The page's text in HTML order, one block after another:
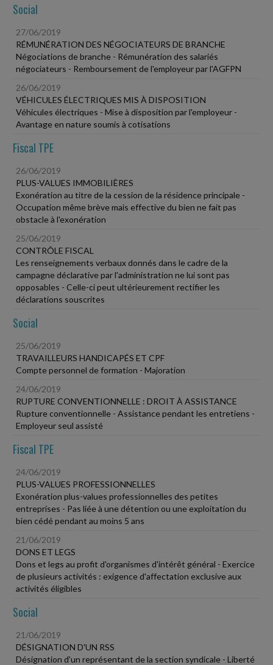
Social
27/06/2019
RÉMUNÉRATION DES NÉGOCIATEURS DE BRANCHE
Négociations de branche - Rémunération des salariés
négociateurs - Remboursement de l'employeur par l'AGFPN
26/06/2019
VÉHICULES ÉLECTRIQUES MIS À DISPOSITION
Véhicules électriques - Mise à disposition par l'employeur -
Avantage en nature soumis à cotisations
Fiscal TPE
26/06/2019
PLUS-VALUES IMMOBILIÈRES
Exonération au titre de la cession de la résidence principale -
Occupation même brève mais effective du bien ne fait pas
obstacle à l'exonération
25/06/2019
CONTRÔLE FISCAL
Les renseignements verbaux donnés dans le cadre de la
campagne déclarative par l'administration ne lui sont pas
opposables - Celle-ci peut ultérieurement rectifier les
déclarations souscrites
Social
25/06/2019
TRAVAILLEURS HANDICAPÉS ET CPF
Compte personnel de formation - Majoration
24/06/2019
RUPTURE CONVENTIONNELLE : DROIT À ASSISTANCE
Rupture conventionnelle - Assistance pendant les entretiens -
Employeur seul assisté
Fiscal TPE
24/06/2019
PLUS-VALUES PROFESSIONNELLES
Exonération plus-values professionnelles des petites
entreprises - Pas liée à une détention ou une exploitation du
bien cédé pendant au moins 5 ans
21/06/2019
DONS ET LEGS
Dons et legs au profit d'organismes d'intérêt général - Exercice
de plusieurs activités : exigence d'affectation exclusive aux
activités éligibles
Social
21/06/2019
DÉSIGNATION D'UN RSS
Désignation d'un représentant de la section syndicale - Liberté